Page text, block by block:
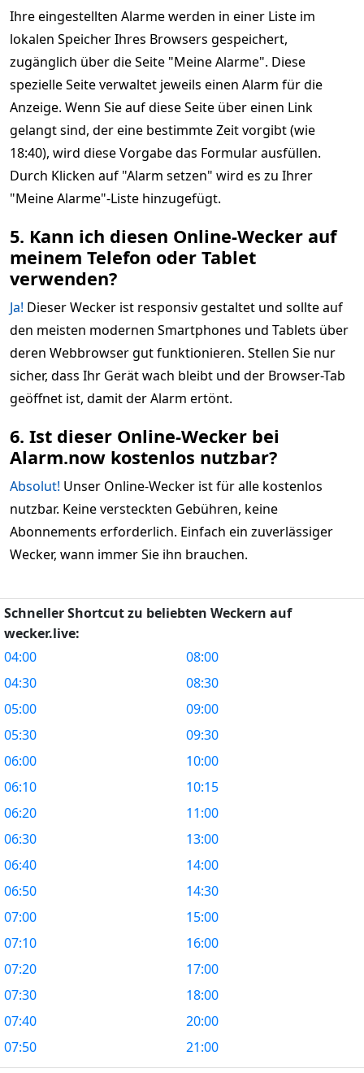
Ihre eingestellten Alarme werden in einer Liste im
lokalen Speicher Ihres Browsers gespeichert,
zugänglich über die Seite "Meine Alarme". Diese
spezielle Seite verwaltet jeweils einen Alarm für die
Anzeige. Wenn Sie auf diese Seite über einen Link
gelangt sind, der eine bestimmte Zeit vorgibt (wie
18:40), wird diese Vorgabe das Formular ausfüllen.
Durch Klicken auf "Alarm setzen" wird es zu Ihrer
"Meine Alarme"-Liste hinzugefügt.
5. Kann ich diesen Online-Wecker auf
meinem Telefon oder Tablet
verwenden?
Ja! Dieser Wecker ist responsiv gestaltet und sollte auf
den meisten modernen Smartphones und Tablets über
deren Webbrowser gut funktionieren. Stellen Sie nur
sicher, dass Ihr Gerät wach bleibt und der Browser-Tab
geöffnet ist, damit der Alarm ertönt.
6. Ist dieser Online-Wecker bei
Alarm.now kostenlos nutzbar?
Absolut! Unser Online-Wecker ist für alle kostenlos
nutzbar. Keine versteckten Gebühren, keine
Abonnements erforderlich. Einfach ein zuverlässiger
Wecker, wann immer Sie ihn brauchen.
Schneller Shortcut zu beliebten Weckern auf
wecker.live:
04:00
04:30
05:00
05:30
06:00
06:10
06:20
06:30
06:40
06:50
07:00
07:10
07:20
07:30
07:40
07:50
08:00
08:30
09:00
09:30
10:00
10:15
11:00
13:00
14:00
14:30
15:00
16:00
17:00
18:00
20:00
21:00